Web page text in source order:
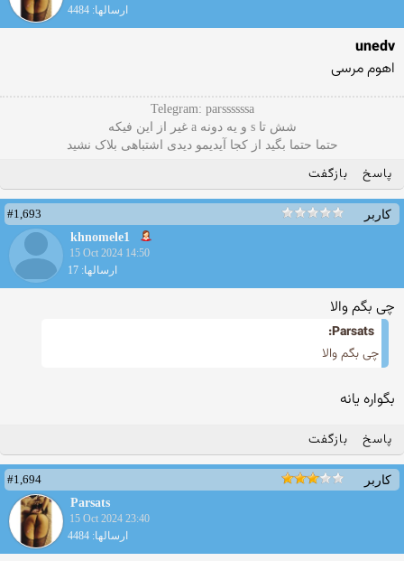
ارسالها: 4484
unedv
اهوم مرسی
Telegram: parssssssa
شش تا s و یه دونه a غیر از این فیکه
حتما حتما بگید از کجا آیدیمو دیدی اشتباهی بلاک نشید
پاسخ بازگفت
کاربر
#1,693
khnomele1
15 Oct 2024 14:50
ارسالها: 17
چی بگم والا
Parsats:
چی بگم والا
بگواره یانه
پاسخ بازگفت
کاربر
#1,694
Parsats
15 Oct 2024 23:40
ارسالها: 4484